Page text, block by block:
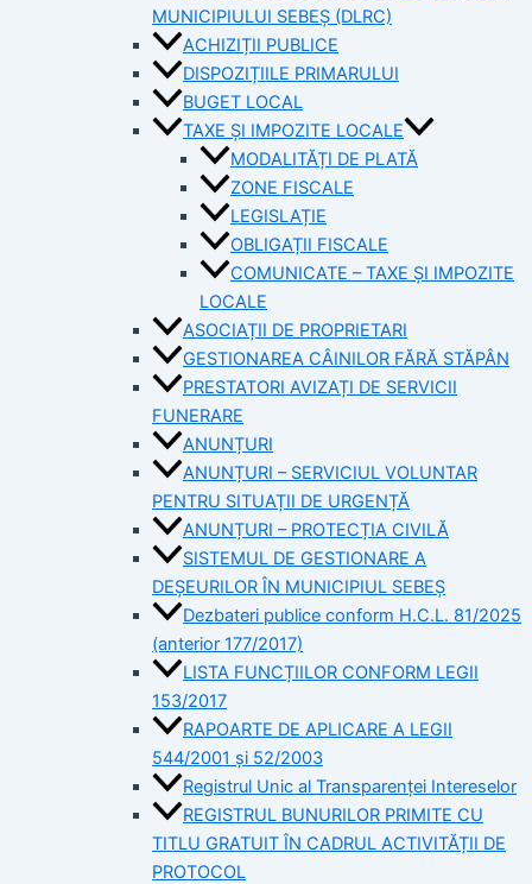
MUNICIPIULUI SEBEȘ (DLRC)
ACHIZIȚII PUBLICE
DISPOZIȚIILE PRIMARULUI
BUGET LOCAL
TAXE ȘI IMPOZITE LOCALE
MODALITĂȚI DE PLATĂ
ZONE FISCALE
LEGISLAȚIE
OBLIGAȚII FISCALE
COMUNICATE – TAXE ȘI IMPOZITE
LOCALE
ASOCIAȚII DE PROPRIETARI
GESTIONAREA CÂINILOR FĂRĂ STĂPÂN
PRESTATORI AVIZAȚI DE SERVICII
FUNERARE
ANUNȚURI
ANUNȚURI – SERVICIUL VOLUNTAR
PENTRU SITUAȚII DE URGENȚĂ
ANUNȚURI – PROTECȚIA CIVILĂ
SISTEMUL DE GESTIONARE A
DEȘEURILOR ÎN MUNICIPIUL SEBEȘ
Dezbateri publice conform H.C.L. 81/2025
(anterior 177/2017)
LISTA FUNCȚIILOR CONFORM LEGII
153/2017
RAPOARTE DE APLICARE A LEGII
544/2001 și 52/2003
Registrul Unic al Transparenței Intereselor
REGISTRUL BUNURILOR PRIMITE CU
TITLU GRATUIT ÎN CADRUL ACTIVITĂȚII DE
PROTOCOL